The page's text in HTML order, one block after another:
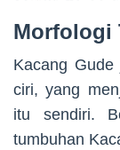
Morfologi
Kacang
ciri, yang
itu sendiri.
tumbuhan